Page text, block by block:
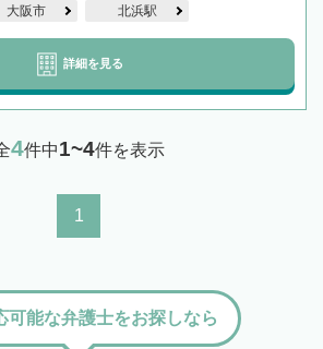
大阪市 北浜駅
詳細を見る
4件中1~4件を表示
1
可能な弁護士をお探しなら